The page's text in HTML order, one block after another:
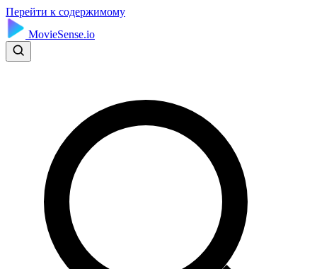
Перейти к содержимому
MovieSense.io